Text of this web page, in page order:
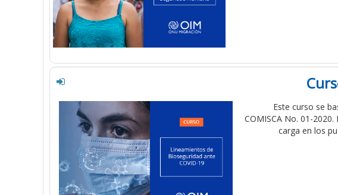
Este curso se
COMISCA No. 01-
carga en los